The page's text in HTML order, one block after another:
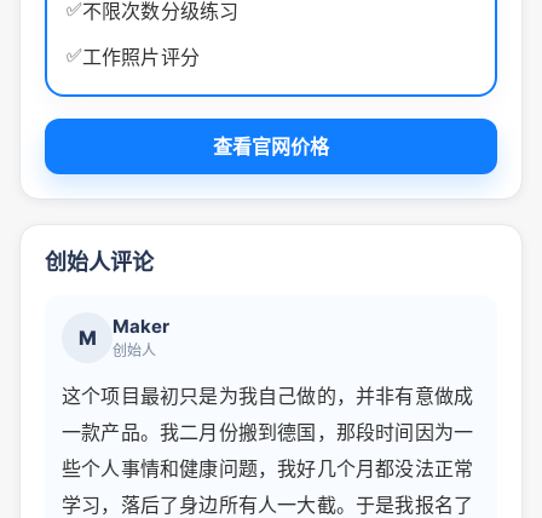
✅不限次数分级练习
✅工作照片评分
查看官网价格
创始人评论
M Maker
创始人
这个项目最初只是为我自己做的，并非有意做成
一款产品。我二月份搬到德国，那段时间因为一
些个人事情和健康问题，我好几个月都没法正常
学习，落后了身边所有人一大截。于是我报名了